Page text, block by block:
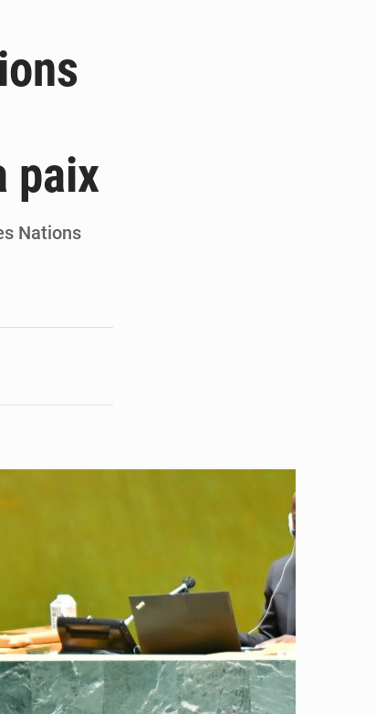
avec l’USDT
enfants handicapés
d’opacité
paix
Nations